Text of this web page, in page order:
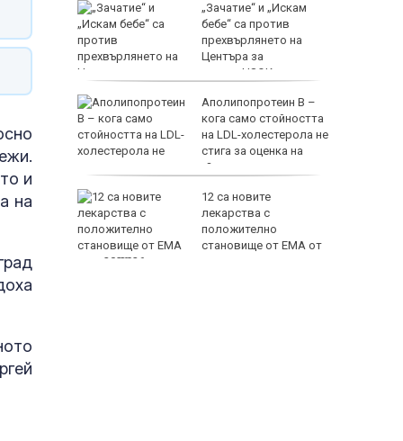
и
на
и
„Зачатие“ и „Искам
бебе“ са против
прехвърлянето на
Центъра за
асистирана репродукция към НЗОК
Аполипопротеин B –
кога само стойността
на LDL-холестерола не
стига за оценка на
сърдечносъдовия риск?
12 са новите
лекарства с
положително
становище от ЕМА от
юли 2026 г.